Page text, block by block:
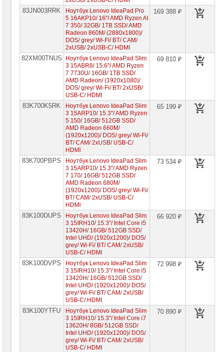
Brand
сетевое
СХД
компьютеров
Источники
бесперебойного
Программное
83JN003RRK
Ноутбук Lenovo IdeaPad Pro
5 16AKP10/ 16"/ AMD Ryzen AI
7 350/ 32GB/ 1TB SSD/ AMD
Radeon 860M/ (2880x1800)/
DOS/ grey/ Wi-Fi/ BT/ CAM/
2xUSB/ 2xUSB-C/ HDMI
169 388 ₽
82XM00TNUS
Ноутбук Lenovo IdeaPad Slim
3 15ABR8/ 15.6"/ AMD Ryzen
7 7730U/ 16GB/ 1TB SSD/
AMD Radeon/ (1920x1080)/
DOS/ grey/ Wi-Fi/ BT/ 2xUSB/
USB-C/ HDMI
69 810 ₽
83K700K5RK
Ноутбук Lenovo IdeaPad Slim
3 15ARP10/ 15.3"/ AMD Ryzen
5 150/ 16GB/ 512GB SSD/
AMD Radeon 660M/
(1920x1200)/ DOS/ grey/ Wi-Fi/
BT/ CAM/ 2xUSB/ USB-C/
HDMI
65 199 ₽
83K700PBPS
Ноутбук Lenovo IdeaPad Slim
3 15ARP10/ 15.3"/ AMD Ryzen
7 170/ 16GB/ 512GB SSD/
AMD Radeon 680M/
(1920x1200)/ DOS/ grey/ Wi-Fi/
BT/ CAM/ 2xUSB/ USB-C/
HDMI
73 534 ₽
83K100DUPS
Ноутбук Lenovo IdeaPad Slim
3 15IRH10/ 15.3"/ Intel Core i5
13420H/ 16GB/ 512GB SSD/
Intel UHD/ (1920x1200)/ DOS/
grey/ Wi-Fi/ BT/ CAM/ 2xUSB/
USB-C/ HDMI
66 920 ₽
83K100DVPS
Ноутбук Lenovo IdeaPad Slim
3 15IRH10/ 15.3"/ Intel Core i5
13420H/ 16GB/ 512GB SSD/
Intel UHD/ (1920x1200)/ DOS/
grey/ Wi-Fi/ BT/ CAM/ 2xUSB/
USB-C/ HDMI
72 998 ₽
83K100YTFU
Ноутбук Lenovo IdeaPad Slim
3 15IRH10/ 15.3"/ Intel Core i7
13620H/ 8GB/ 512GB SSD/
Intel UHD/ (1920x1200)/ DOS/
grey/ Wi-Fi/ BT/ CAM/ 2xUSB/
USB-C/ HDMI
70 890 ₽